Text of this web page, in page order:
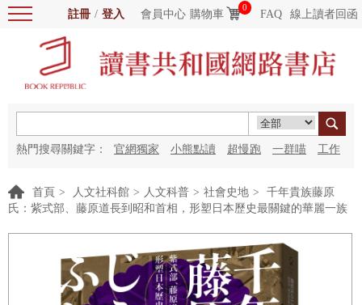
註冊 / 登入 會員中心 購物車
0
FAQ 線上讀者回函
熱門搜尋關鍵字： 官網獨家 小熊點讀 超慢跑 一群喵 工作
首頁 > 人文社科館 > 人文科普 > 社會史地 >
千年貴族藤原
氏：紫式部、藤原道長到昭和首相，形塑日本歷史最關鍵的華麗一族